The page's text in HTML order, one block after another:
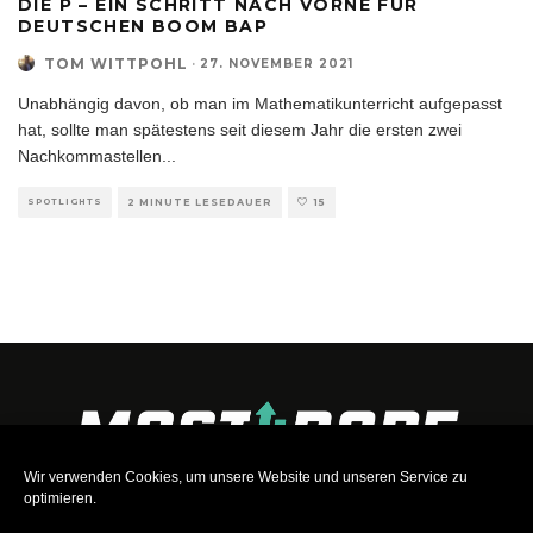
Wir verwenden Cookies, um unsere Website und unseren Service zu
optimieren.
DIE P – EIN SCHRITT NACH VORNE FÜR
DEUTSCHEN BOOM BAP
TOM WITTPOHL · 27. NOVEMBER 2021
Unabhängig davon, ob man im Mathematikunterricht aufgepasst
hat, sollte man spätestens seit diesem Jahr die ersten zwei
Nachkommastellen
SPOTLIGHTS 2 MINUTE LESEDAUER 15